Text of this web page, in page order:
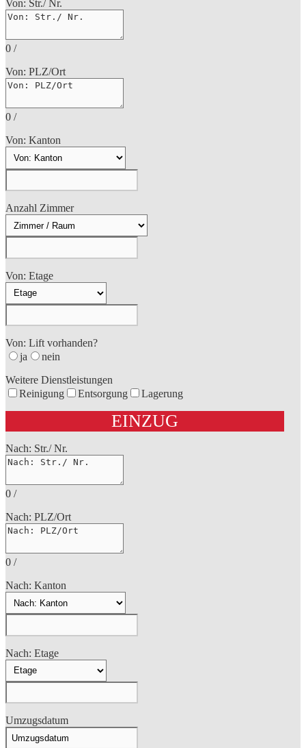
Von: Str./ Nr.
0 /
Von: PLZ/Ort
0 /
Von: Kanton
Anzahl Zimmer
Von: Etage
Von: Lift vorhanden?
ja
nein
Weitere Dienstleistungen
Reinigung
Entsorgung Lagerung
EINZUG
Nach: Str./ Nr.
0 /
Nach: PLZ/Ort
0 /
Nach: Kanton
Nach: Etage
Umzugsdatum